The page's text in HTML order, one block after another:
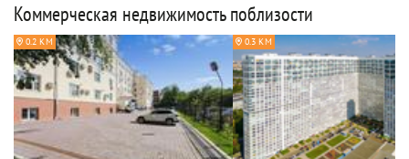
Коммерческая недвижимость поблизости
0.2 КМ 0.3 КМ